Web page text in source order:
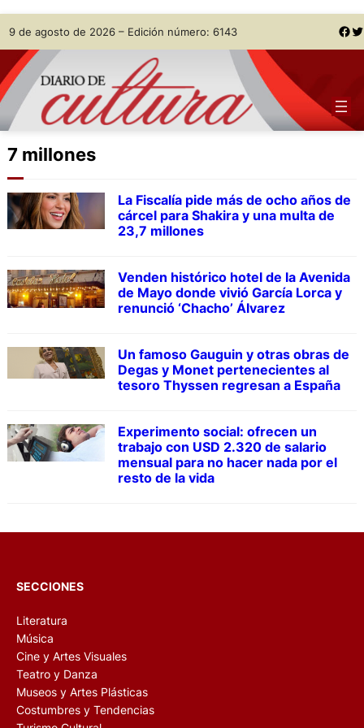
Skip
to
content
9 de agosto de 2026 – Edición número: 6143 Facebook Twitter
7 millones
La Fiscalía pide más de ocho años de
cárcel para Shakira y una multa de
23,7 millones
Venden histórico hotel de la Avenida
de Mayo donde vivió García Lorca y
renunció ‘Chacho’ Álvarez
Un famoso Gauguin y otras obras de
Degas y Monet pertenecientes al
tesoro Thyssen regresan a España
Experimento social: ofrecen un
trabajo con USD 2.320 de salario
mensual para no hacer nada por el
resto de la vida
SECCIONES
Literatura
Música
Cine y Artes Visuales
Teatro y Danza
Museos y Artes Plásticas
Costumbres y Tendencias